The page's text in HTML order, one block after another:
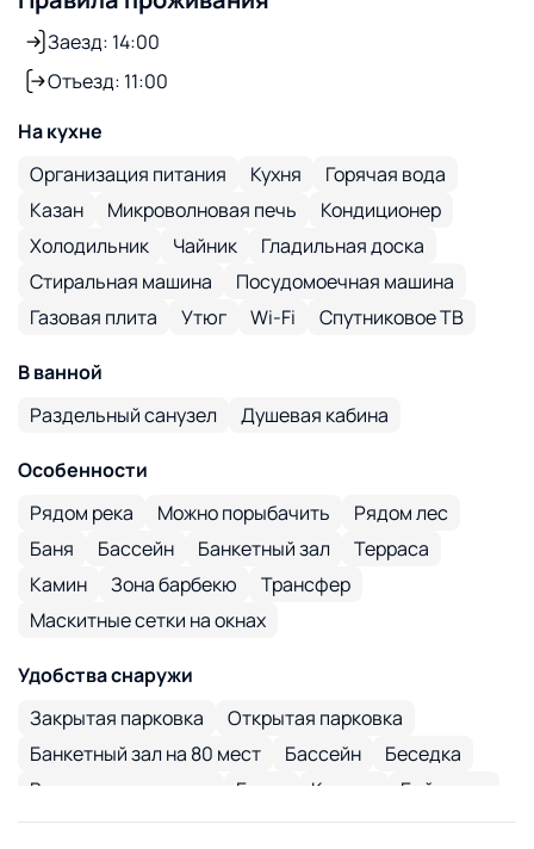
Заезд: 14:00
Отъезд: 11:00
На кухне
Организация питания
Кухня
Горячая вода
Казан
Микроволновая печь
Кондиционер
Холодильник
Чайник
Гладильная доска
Стиральная машина
Посудомоечная машина
Газовая плита
Утюг Wi-Fi Спутниковое ТВ
В ванной
Раздельный санузел
Душевая кабина
Особенности
Рядом река
Можно порыбачить
Рядом лес
Баня
Бассейн Банкетный зал
Терраса
Камин
Зона барбекю
Трансфер
Маскитные сетки на окнах
Удобства снаружи
Закрытая парковка
Открытая парковка
Банкетный зал на 80 мест
Бассейн
Беседка
Водоем для купания
Батут Качели
Байдарки
Оздоровительные процедуры
Пешие прогулки